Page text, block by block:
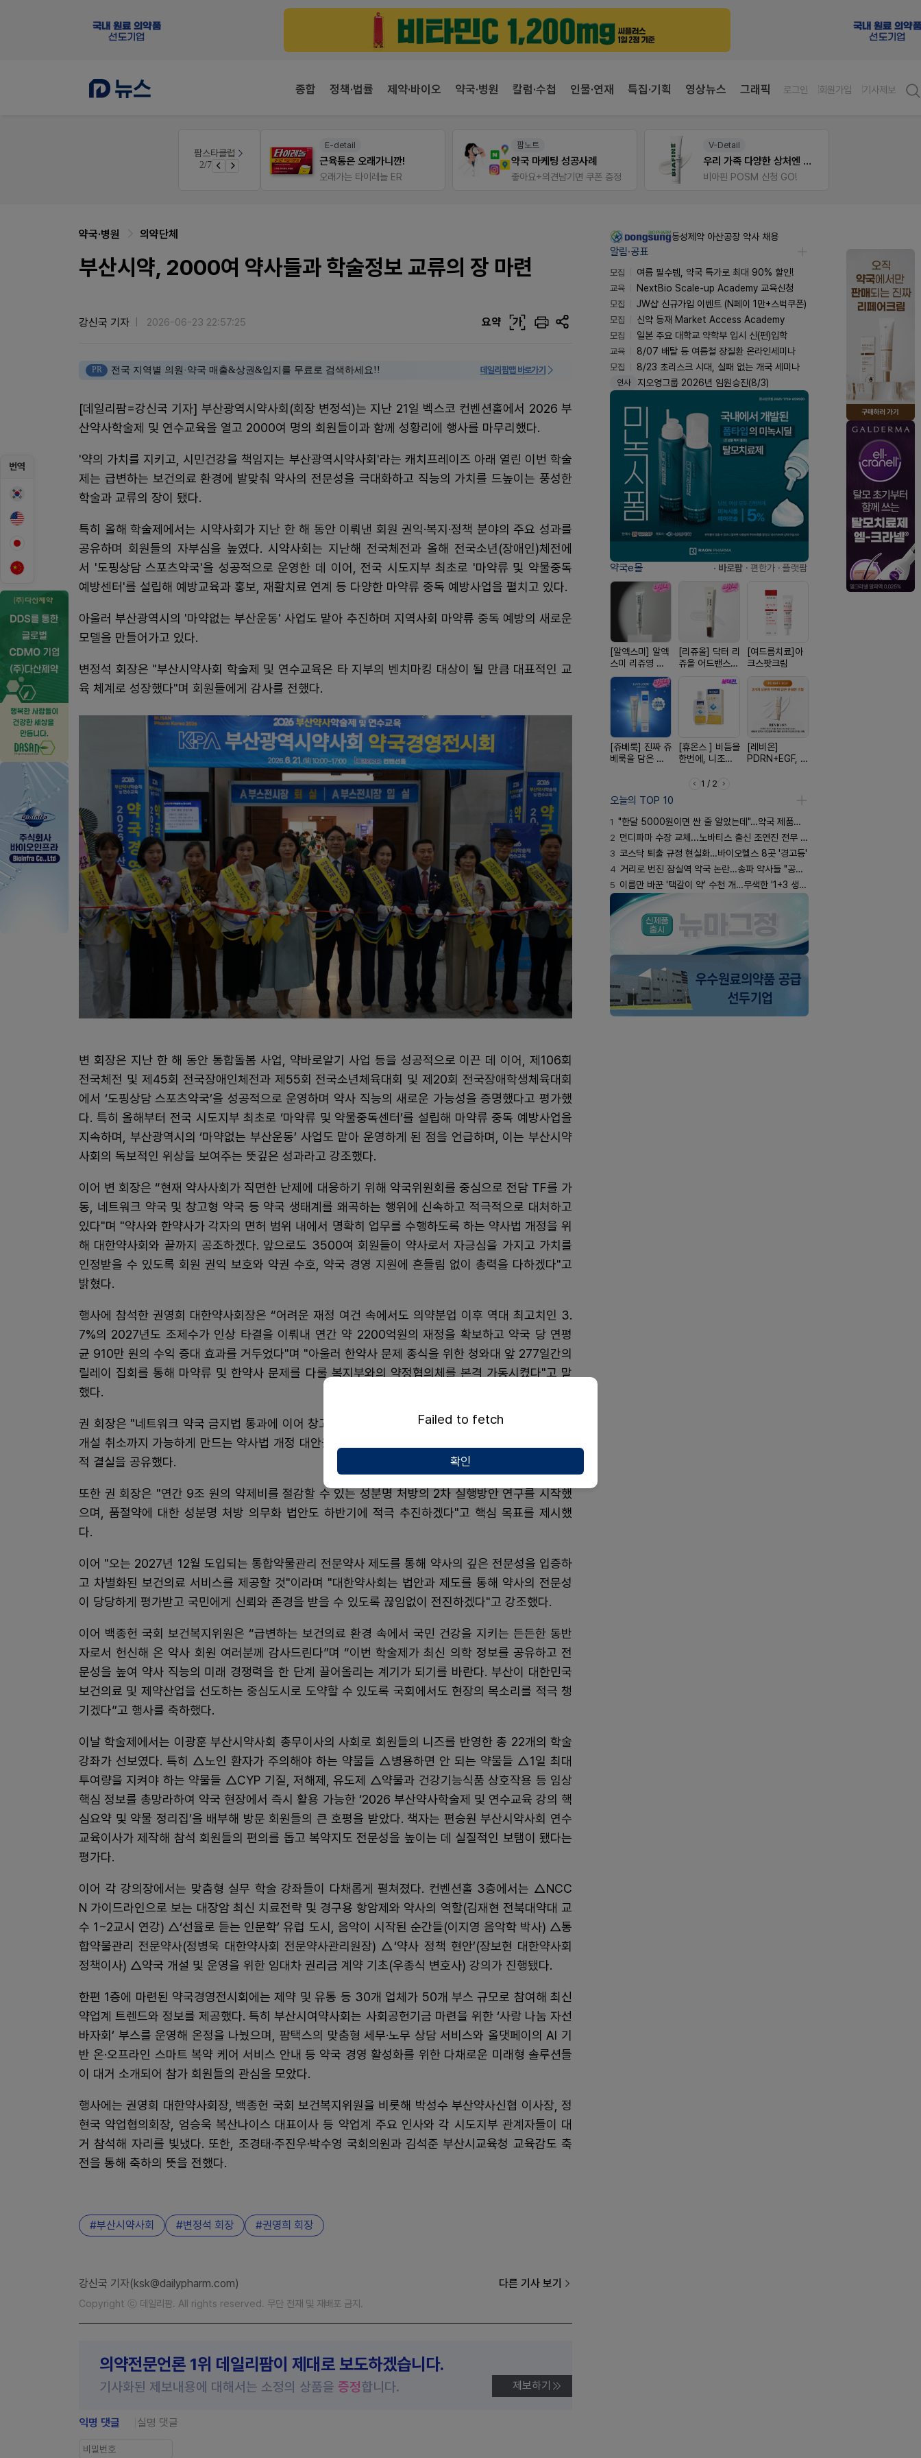
종합 정책·법률 제약·바이오 약국·병원 칼럼·수첩 인물·연재 특집·기획 영상뉴스 그래픽 로그인 회원가입 기사제보
팜스타클럽
3/7
근육통은 오래가니깐!
팜노트
약국 마케팅 성공사례
좋아요+의견남기면 쿠폰 증정
V-Detail
비아핀 POSM 신청 GO!
약사 전용 온라인몰
JW SHOP
번역
약국·병원 의약단체
부산시약, 2000여 약사들과 학술정보 교류의 장 마련
강신국 기자 2026-06-23 22:57:25 요약 가
PR 전국 지역별 의원·약국 매출&상권&입지를 무료로 검색하세요!! 데일리팜맵 바로가기
[데일리팜=강신국 기자] 부산광역시약사회(회장 변정석)는 지난 21일 벡스코 컨벤션홀에서 2026 부
산약사학술제 및 연수교육을 열고 2000여 명의 회원들이과 함께 성황리에 행사를 마무리했다.
'약의 가치를 지키고, 시민건강을 책임지는 부산광역시약사회'라는 캐치프레이즈 아래 열린 이번 학술
제는 급변하는 보건의료 환경에 발맞춰 약사의 전문성을 극대화하고 직능의 가치를 드높이는 풍성한
학술과 교류의 장이 됐다.
특히 올해 학술제에서는 시약사회가 지난 한 해 동안 이뤄낸 회원 권익·복지·정책 분야의 주요 성과를
공유하며 회원들의 자부심을 높였다. 시약사회는 지난해 전국체전과 올해 전국소년(장애인)체전에
서 '도핑상담 스포츠약국'을 성공적으로 운영한 데 이어, 전국 시도지부 최초로 '마약류 및 약물중독
예방센터'를 설립해 예방교육과 홍보, 재활치료 연계 등 다양한 마약류 중독 예방사업을 펼치고 있다.
아울러 부산광역시의 '마약없는 부산운동' 사업도 맡아 추진하며 지역사회 마약류 중독 예방의 새로운
모델을 만들어가고 있다.
변정석 회장은 "부산시약사회 학술제 및 연수교육은 타 지부의 벤치마킹 대상이 될 만큼 대표적인 교
육 체계로 성장했다"며 회원들에게 감사를 전했다.
변 회장은 지난 한 해 동안 통합돌봄 사업, 약바로알기 사업 등을 성공적으로 이끈 데 이어, 제106회
전국체전 및 제45회 전국장애인체전과 제55회 전국소년체육대회 및 제20회 전국장애학생체육대회
에서 ‘도핑상담 스포츠약국’을 성공적으로 운영하며 약사 직능의 새로운 가능성을 증명했다고 평가했
다. 특히 올해부터 전국 시도지부 최초로 ‘마약류 및 약물중독센터’를 설립해 마약류 중독 예방사업을
지속하며, 부산광역시의 ‘마약없는 부산운동’ 사업도 맡아 운영하게 된 점을 언급하며, 이는 부산시약
사회의 독보적인 위상을 보여주는 뜻깊은 성과라고 강조했다.
이어 변 회장은 “현재 약사사회가 직면한 난제에 대응하기 위해 약국위원회를 중심으로 전담 TF를 가
동, 네트워크 약국 및 창고형 약국 등 약국 생태계를 왜곡하는 행위에 신속하고 적극적으로 대처하고
있다"며 "약사와 한약사가 각자의 면허 범위 내에서 명확히 업무를 수행하도록 하는 약사법 개정을 위
해 대한약사회와 끝까지 공조하겠다. 앞으로도 3500여 회원들이 약사로서 자긍심을 가지고 가치를
인정받을 수 있도록 회원 권익 보호와 약권 수호, 약국 경영 지원에 흔들림 없이 총력을 다하겠다"고
밝혔다.
행사에 참석한 권영희 대한약사회장은 “어려운 재정 여건 속에서도 의약분업 이후 역대 최고치인 3.
7%의 2027년도 조제수가 인상 타결을 이뤄내 연간 약 2200억원의 재정을 확보하고 약국 당 연평
균 910만 원의 수익 증대 효과를 거두었다"며 "아울러 한약사 문제 종식을 위한 청와대 앞 277일간의
릴레이 집회를 통해 마약류 및 한약사 문제를 다룰 복지부와의 약정협의체를 본격 가동시켰다"고 말
했다.
권 회장은 "네트워크 약국 금지법 통과에 이어 창고형 약국의 무분별한 개설과 편법 운영을 차단하고
개설 취소까지 가능하게 만드는 약사법 개정 대안을 마련해 국회 법사위 통과를 앞두고 있다"고 정책
적 결실을 공유했다.
또한 권 회장은 "연간 9조 원의 약제비를 절감할 수 있는 성분명 처방의 2차 실행방안 연구를 시작했
으며, 품절약에 대한 성분명 처방 의무화 법안도 하반기에 적극 추진하겠다"고 핵심 목표를 제시했
다.
이어 "오는 2027년 12월 도입되는 통합약물관리 전문약사 제도를 통해 약사의 깊은 전문성을 입증하
고 차별화된 보건의료 서비스를 제공할 것"이라며 "대한약사회는 법안과 제도를 통해 약사의 전문성
이 당당하게 평가받고 국민에게 신뢰와 존경을 받을 수 있도록 끊임없이 전진하겠다"고 강조했다.
이어 백종헌 국회 보건복지위원은 “급변하는 보건의료 환경 속에서 국민 건강을 지키는 든든한 동반
자로서 헌신해 온 약사 회원 여러분께 감사드린다”며 “이번 학술제가 최신 의학 정보를 공유하고 전
문성을 높여 약사 직능의 미래 경쟁력을 한 단계 끌어올리는 계기가 되기를 바란다. 부산이 대한민국
보건의료 및 제약산업을 선도하는 중심도시로 도약할 수 있도록 국회에서도 현장의 목소리를 적극 챙
기겠다”고 행사를 축하했다.
이날 학술제에서는 이광훈 부산시약사회 총무이사의 사회로 회원들의 니즈를 반영한 총 22개의 학술
강좌가 선보였다. 특히 △노인 환자가 주의해야 하는 약물들 △병용하면 안 되는 약물들 △1일 최대
투여량을 지켜야 하는 약물들 △CYP 기질, 저해제, 유도제 △약물과 건강기능식품 상호작용 등 임상
핵심 정보를 총망라하여 약국 현장에서 즉시 활용 가능한 ‘2026 부산약사학술제 및 연수교육 강의 핵
심요약 및 약물 정리집’을 배부해 방문 회원들의 큰 호평을 받았다. 책자는 편승원 부산시약사회 연수
교육이사가 제작해 참석 회원들의 편의를 돕고 복약지도 전문성을 높이는 데 실질적인 보탬이 됐다는
평가다.
이어 각 강의장에서는 맞춤형 실무 학술 강좌들이 다채롭게 펼쳐졌다. 컨벤션홀 3층에서는 △NCC
N 가이드라인으로 보는 대장암 최신 치료전략 및 경구용 항암제와 약사의 역할(김재현 전북대약대 교
수 1~2교시 연강) △‘선율로 듣는 인문학’ 유럽 도시, 음악이 시작된 순간들(이지영 음악학 박사) △통
합약물관리 전문약사(정병욱 대한약사회 전문약사관리원장) △‘약사 정책 현안’(장보현 대한약사회
정책이사) △약국 개설 및 운영을 위한 임대차 권리금 계약 기초(우종식 변호사) 강의가 진행됐다.
한편 1층에 마련된 약국경영전시회에는 제약 및 유통 등 30개 업체가 50개 부스 규모로 참여해 최신
약업계 트렌드와 정보를 제공했다. 특히 부산시여약사회는 사회공헌기금 마련을 위한 ‘사랑 나눔 자선
바자회’ 부스를 운영해 온정을 나눴으며, 팜택스의 맞춤형 세무·노무 상담 서비스와 올댓페이의 AI 기
반 온·오프라인 스마트 복약 케어 서비스 안내 등 약국 경영 활성화를 위한 다채로운 미래형 솔루션들
이 대거 소개되어 참가 회원들의 관심을 모았다.
행사에는 권영희 대한약사회장, 백종헌 국회 보건복지위원을 비롯해 박성수 부산약사신협 이사장, 정
현국 약업협의회장, 엄승욱 복산나이스 대표이사 등 약업계 주요 인사와 각 시도지부 관계자들이 대
거 참석해 자리를 빛냈다. 또한, 조경태·주진우·박수영 국회의원과 김석준 부산시교육청 교육감도 축
전을 통해 축하의 뜻을 전했다.
부산시약사회 변정석 회장 권영희 회장
강신국 기자(ksk@dailypharm.com) 다른 기사 보기
Copyright ⓒ 데일리팜. All rights reserved. 무단 전재 및 재배포 금지.
의약전문언론 1위 데일리팜이 제대로 보도하겠습니다.
기사화된 제보내용에 대해서는 소정의 상품을 증정합니다. 제보하기
익명 댓글 실명 댓글
동성제약 아산공장 약사 채용
알림·공표
모집
여름 필수템, 약국 특가로 최대 90% 할인!
교육
NextBio Scale-up Academy 교육신청
모집
JW샵 신규가입 이벤트 (N페이 1만+스벅쿠폰)
모집
신약 등재 Market Access Academy
모집
일본 주요 대학교 약학부 입시 신(편)입학
교육
8/07 배탈 등 여름철 장질환 온라인세미나
모집
8/23 초리스크 시대, 실패 없는 개국 세미나
인사 지오영그룹 2026년 임원승진(8/3)
약국e몰 · 바로팜 · 편한가 · 플랫팜
[알엑스미] 알엑
스미 리쥬영 울
트라 PDRN
10000 딥리페
어 크림
[리쥬올] 닥터 리
쥬올 어드밴스드
이팅 크림 30ml
[여드름치료]아
크스팟크림
[쥬베룩] 진짜 쥬
베룩을 담은 약
[휴온스 ] 비듬을
한번에, 니조랄
[레비온]
PDRN+EGF, 레
1 / 2
오늘의 TOP 10
1 "한달 5000원이면 싼 줄 알았는데"…약국 제품과 비교해보니
2 먼디파마 수장 교체...노바티스 출신 조연진 전무 내정
3 코스닥 퇴출 규정 현실화…바이오헬스 8곳 '경고등'
4 거리로 번진 잠실역 약국 논란…송파 약사들 "공공성 훼손"
5 이름만 바꾼 '택갈이 약' 수천 개…무색한 '1+3 생동'
Failed to fetch
확인